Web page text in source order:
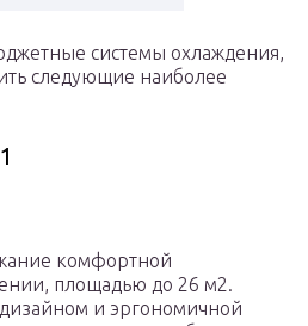
системы охлаждения,
следующие наиболее
комфортной
площадью до 26 м2.
и эргономичной